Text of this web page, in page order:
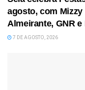
agosto, com Mizzy
Almeirante, GNR
7 DE AGOSTO, 2026